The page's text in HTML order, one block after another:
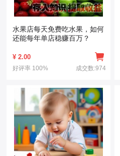
水果店每天免费吃水果，如何
还能每年单店稳赚百万？
¥2.00
好评率 100% 成交数:974